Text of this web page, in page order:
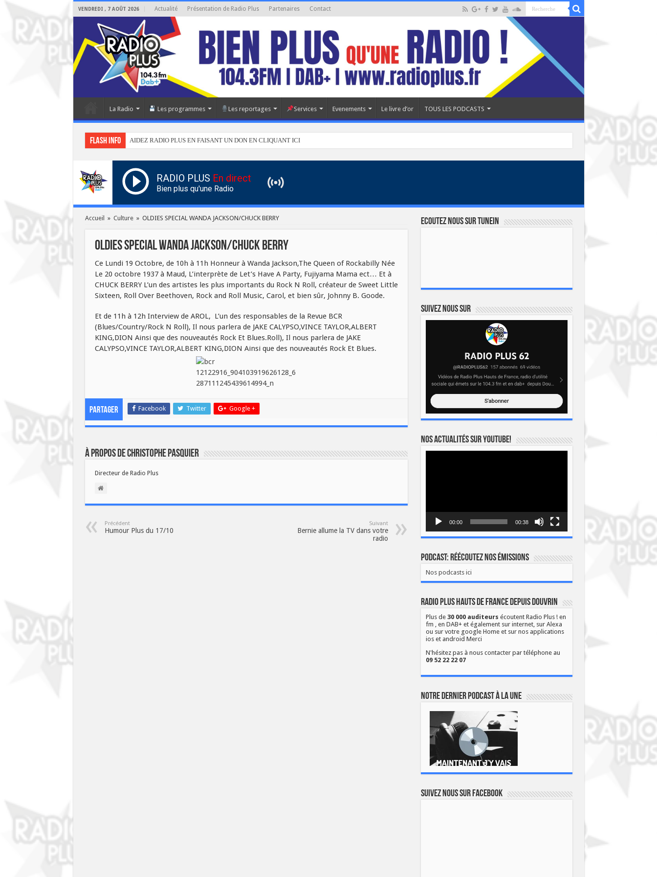
VENDREDI , 7 AOÛT 2026 Actualité Présentation de Radio Plus Partenaires Contact
La Radio Les programmes Les reportages Services Evenements Le livre d’or TOUS LES PODCASTS
Flash info AIDEZ RADIO PLUS EN FAISANT UN DON EN CLIQUANT ICI
RADIO PLUS En direct
Bien plus qu'une Radio
Accueil » Culture » OLDIES SPECIAL WANDA JACKSON/CHUCK BERRY
OLDIES SPECIAL WANDA JACKSON/CHUCK BERRY
Ce Lundi 19 Octobre, de 10h à 11h Honneur à Wanda Jackson,The Queen of Rockabilly Née
Le 20 octobre 1937 à Maud, L’interprète de Let’s Have A Party, Fujiyama Mama ect… Et à
CHUCK BERRY L’un des artistes les plus importants du Rock N Roll, créateur de Sweet Little
Sixteen, Roll Over Beethoven, Rock and Roll Music, Carol, et bien sûr, Johnny B. Goode.
Et de 11h à 12h Interview de AROL, L’un des responsables de la Revue BCR
(Blues/Country/Rock N Roll), Il nous parlera de JAKE CALYPSO,VINCE TAYLOR,ALBERT
KING,DION Ainsi que des nouveautés Rock Et Blues.Roll), Il nous parlera de JAKE
CALYPSO,VINCE TAYLOR,ALBERT KING,DION Ainsi que des nouveautés Rock Et Blues.
Partager Facebook Twitter Google +
À propos de Christophe PASQUIER
Directeur de Radio Plus
Précédent
Humour Plus du 17/10
Suivant
Bernie allume la TV dans votre
radio
Ecoutez nous sur TuneIn
Suivez nous sur
Nos actualités sur YOUTUBE!
00:00 00:38
Podcast: Réécoutez nos émissions
Nos podcasts ici
Radio Plus Hauts de France depuis Douvrin
Plus de 30 000 auditeurs écoutent Radio Plus ! en
fm , en DAB+ et également sur internet, sur Alexa
ou sur votre google Home et sur nos applications
ios et android Merci
N'hésitez pas à nous contacter par téléphone au
09 52 22 22 07
Notre dernier podcast à la une
Suivez nous sur Facebook